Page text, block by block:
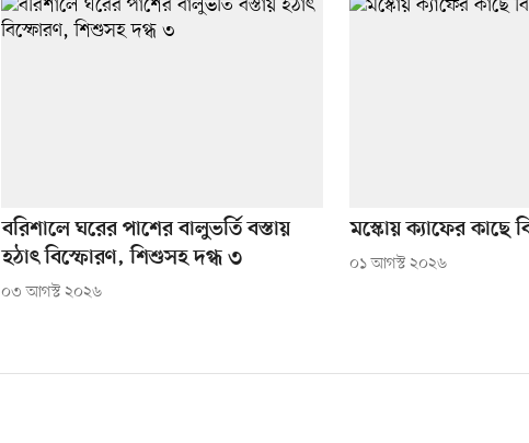
বরিশালে ঘরের পাশের বালুভর্তি বস্তায়
হঠাৎ বিস্ফোরণ, শিশুসহ দগ্ধ ৩
০৩ আগস্ট ২০২৬
মস্কোয় ক্যাফের কাছে
০১ আগস্ট ২০২৬